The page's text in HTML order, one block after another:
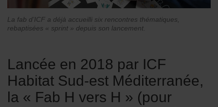
La fab d’ICF a déjà accueilli six rencontres thématiques,
rebaptisées « sprint » depuis son lancement.
Lancée en 2018 par ICF
Habitat Sud-est Méditerranée,
la « Fab H vers H » (pour